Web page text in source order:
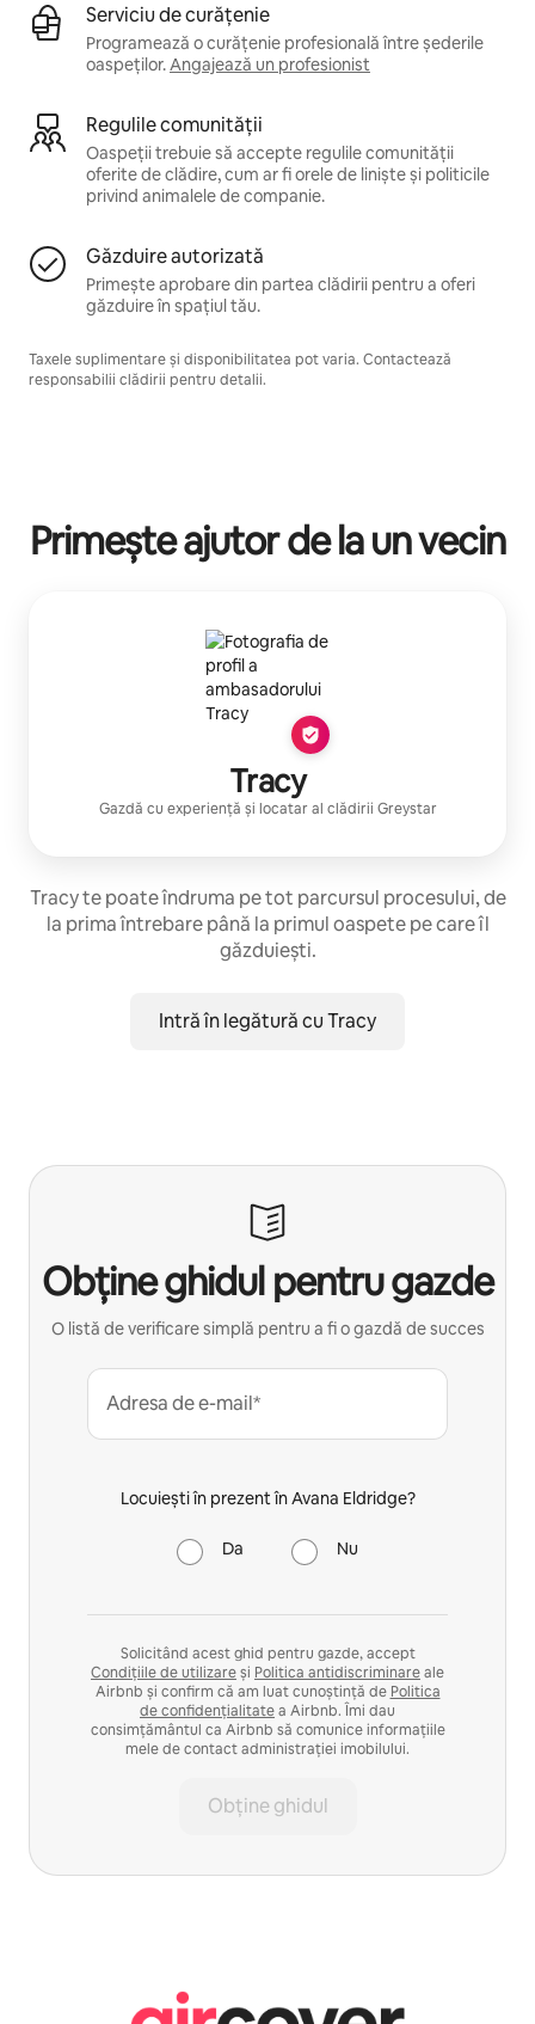
Serviciu de curățenie
Programează o curățenie profesională între șederile
oaspeților.Angajează un profesionist
Regulile comunității
Oaspeții trebuie să accepte regulile comunității
oferite de clădire, cum ar fi orele de liniște și politicile
privind animalele de companie.
Găzduire autorizată
Primește aprobare din partea clădirii pentru a oferi
găzduire în spațiul tău.
Taxele suplimentare și disponibilitatea pot varia. Contactează
responsabilii clădirii pentru detalii.
Primește ajutor de la un vecin
Tracy
Gazdă cu experiență și locatar al clădirii Greystar
Tracy te poate îndruma pe tot parcursul procesului, de
la prima întrebare până la primul oaspete pe care îl
găzduiești.
Intră în legătură cu Tracy
Obține ghidul pentru gazde
O listă de verificare simplă pentru a fi o gazdă de succes
Adresa de e-mail*
Locuiești în prezent în Avana Eldridge?
Da Nu
Solicitând acest ghid pentru gazde, accept
Condițiile de utilizareși Politica antidiscriminareale
Airbnb și confirm că am luat cunoștință de Politica
de confidențialitatea Airbnb. Îmi dau
consimțământul ca Airbnb să comunice informațiile
mele de contact administrației imobilului.
Obține ghidul